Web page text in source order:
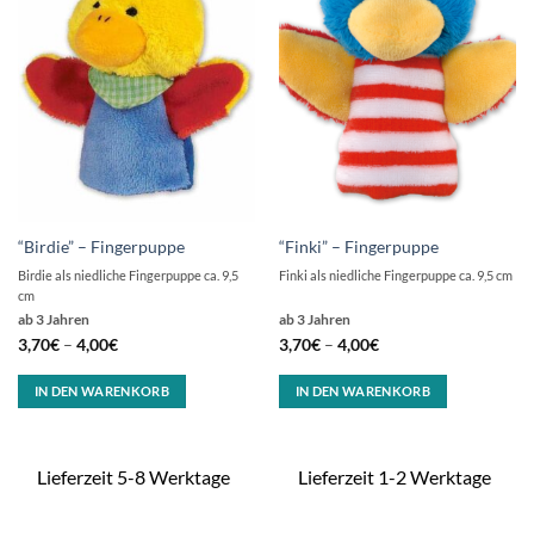
“Birdie” – Fingerpuppe
ab 3 Jahren
3,70€– 4,00€
Birdie als niedliche Fingerpuppe ca. 9,5
cm
IN DEN WARENKORB
Lieferzeit 5-8 Werktage
“Finki” – Fingerpuppe
ab 3 Jahren
3,70€– 4,00€
Finki als niedliche Fingerpuppe ca. 9,5 cm
IN DEN WARENKORB
Lieferzeit 1-2 Werktage